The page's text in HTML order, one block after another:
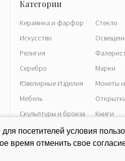
Керамика и фарфор
Искусство
Религия
Серебро
Ювелирные Изделия
Мебель
Скульптуры и бронза
Часы
Стекло
Марки
Монеты
Книги
Разное
посетителей условия
время отменить свое